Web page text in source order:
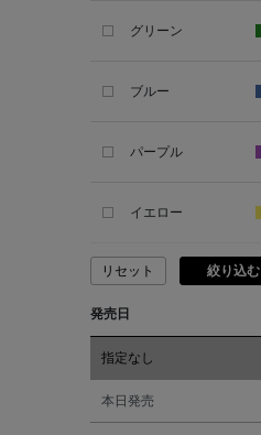
ASAUCE MELER
グリーン
ブルー
パープル
イエロー
ピンク
レッド
オレンジ
リセット 絞り込む
発売日
指定なし
本日発売